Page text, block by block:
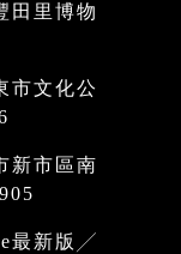
田里博物
市文化公
新市區南
最新版╱